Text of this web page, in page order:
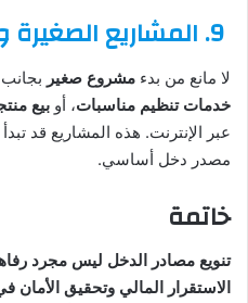
9. المشاريع الصغيرة
لا مانع من بدء مشروع صغير
خدمات تنظيم مناسبات، أو بيع
عبر الإنترنت. هذه المشاريع قد
مصدر دخل أساسي.
خاتمة
تنويع مصادر الدخل ليس مجرد
الاستقرار المالي وتحقيق الأمان